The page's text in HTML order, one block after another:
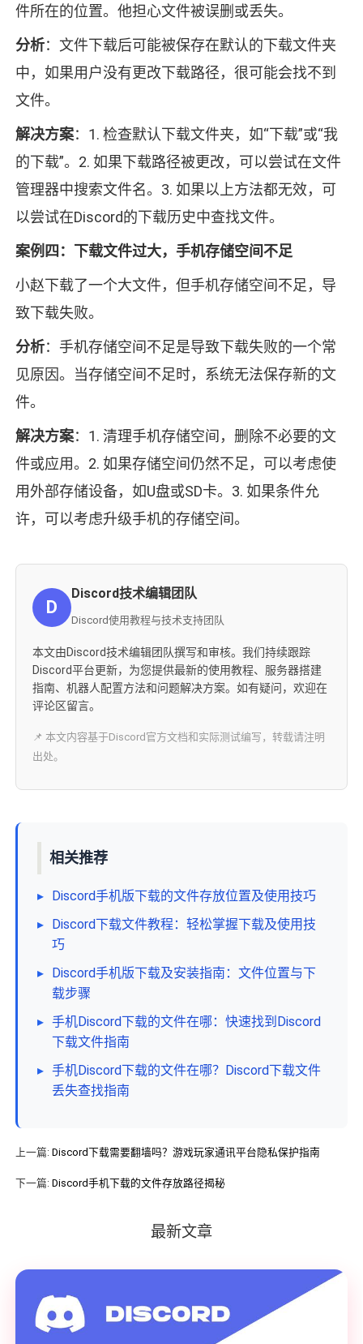
件所在的位置。他担心文件被误删或丢失。
分析：文件下载后可能被保存在默认的下载文件夹
中，如果用户没有更改下载路径，很可能会找不到
文件。
解决方案：1. 检查默认下载文件夹，如“下载”或“我
的下载”。2. 如果下载路径被更改，可以尝试在文件
管理器中搜索文件名。3. 如果以上方法都无效，可
以尝试在Discord的下载历史中查找文件。
案例四：下载文件过大，手机存储空间不足
小赵下载了一个大文件，但手机存储空间不足，导
致下载失败。
分析：手机存储空间不足是导致下载失败的一个常
见原因。当存储空间不足时，系统无法保存新的文
件。
解决方案：1. 清理手机存储空间，删除不必要的文
件或应用。2. 如果存储空间仍然不足，可以考虑使
用外部存储设备，如U盘或SD卡。3. 如果条件允
许，可以考虑升级手机的存储空间。
D
Discord技术编辑团队
Discord使用教程与技术支持团队
本文由Discord技术编辑团队撰写和审核。我们持续跟踪
Discord平台更新，为您提供最新的使用教程、服务器搭建
指南、机器人配置方法和问题解决方案。如有疑问，欢迎在
评论区留言。
📌 本文内容基于Discord官方文档和实际测试编写，转载请注明
出处。
相关推荐
▸ Discord手机版下载的文件存放位置及使用技巧
▸ Discord下载文件教程：轻松掌握下载及使用技
巧
▸ Discord手机版下载及安装指南：文件位置与下
载步骤
▸ 手机Discord下载的文件在哪：快速找到Discord
下载文件指南
▸ 手机Discord下载的文件在哪？Discord下载文件
丢失查找指南
上一篇: Discord下载需要翻墙吗？游戏玩家通讯平台隐私保护指南
下一篇: Discord手机下载的文件存放路径揭秘
最新文章